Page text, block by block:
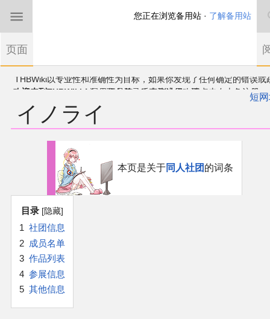
欢迎来到THBWiki！如果您是第一次来到这里，请点击右上角注册一
THBWiki以专业性和准确性为目标，如果你发现了任何确定的错误或
短
イノライ
航
索
本页是关于同人社团 的词条
目录
1 社团信息
2 成员名单
3 作品列表
4 参展信息
5 其他信息
您正在浏览备用站 · 了解备用站
页面
首页
东方Project
东方同人规约
沙盒（建议使用）
讨论板
加入我们
官方作品
官方游戏